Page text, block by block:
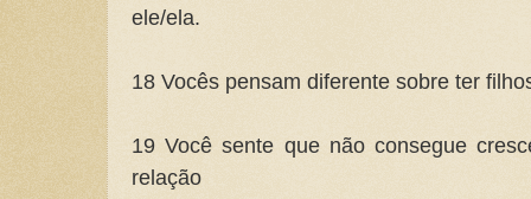
ele/ela.
18 Vocês pensam diferente sobre ter
19 Você sente que não consegue
relação